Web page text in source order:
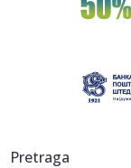
opasne...
16:47:
bi voleo...
Pretraga